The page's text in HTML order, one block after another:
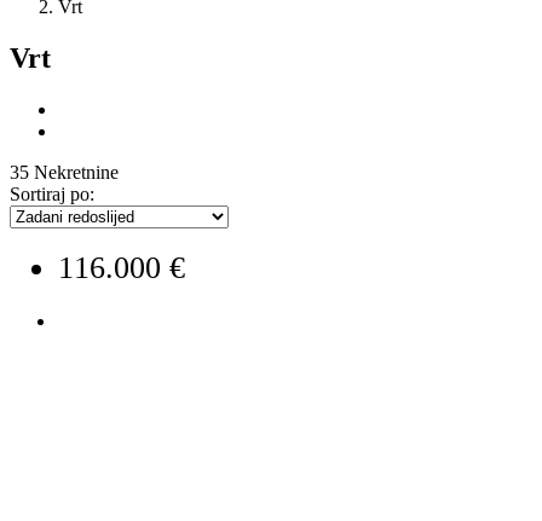
Vrt
Vrt
35 Nekretnine
Sortiraj po:
116.000 €